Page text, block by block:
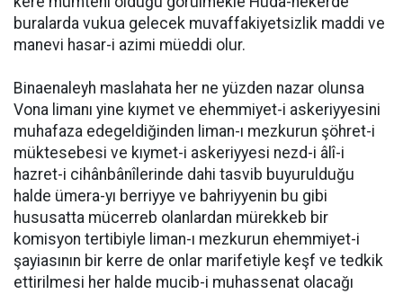
buralarda vukua gelecek muvaffakiyetsizlik maddi ve
manevi hasar-i azimi müeddi olur.
Binaenaleyh maslahata her ne yüzden nazar olunsa
Vona limanı yine kıymet ve ehemmiyet-i askeriyyesini
muhafaza edegeldiğinden liman-ı mezkurun şöhret-i
müktesebesi ve kıymet-i askeriyyesi nezd-i âlî-i
hazret-i cihânbânîlerinde dahi tasvib buyurulduğu
halde ümera-yı berriyye ve bahriyyenin bu gibi
hususatta mücerreb olanlardan mürekkeb bir
komisyon tertibiyle liman-ı mezkurun ehemmiyet-i
şayiasının bir kerre de onlar marifetiyle keşf ve tedkik
ettirilmesi her halde mucib-i muhassenat olacağı